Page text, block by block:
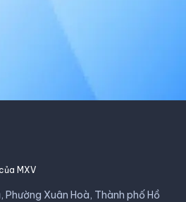
MXV
Phường Xuân Hoà, Thành phố Hồ